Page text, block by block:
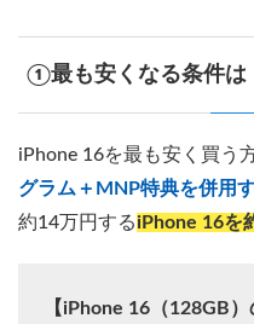
①最も安くなる条件は
iPhone 16を最も安く買う
グラム＋MNP特典を併用
約14万円するiPhone 16を
【iPhone 16（128GB